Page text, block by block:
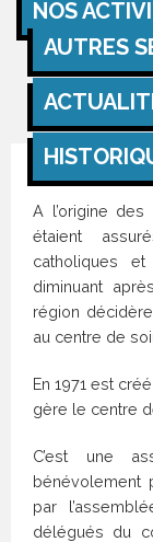
NOS
AUTRES
A l’origine
étaient
catholiques
diminuant
région
au centre de
En 1971 est
gère le centre
C’est une
bénévolement
par
délégués du